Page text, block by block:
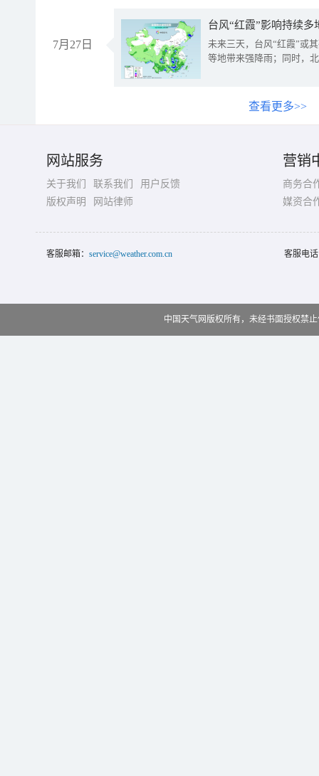
7月27日
台风“红霞”影响持续
未来三天，台风“红霞”或
等地带来强降雨；同时，
查看更多>>
网站服务
关于我们 联系我们
用户反馈
版权声明
网站律师
营销
商务合
媒资合
客服邮箱： service@weather.com.cn 客服电
中国天气网版权所有，未经书面授权